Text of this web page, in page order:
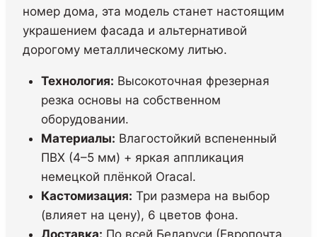
35.00руб.
номер дома, эта модель станет настоящим
украшением фасада и альтернативой
дорогому металлическому литью.
Технология: Высокоточная фрезерная
резка основы на собственном
оборудовании.
Материалы: Влагостойкий вспененный
ПВХ (4–5 мм) + яркая аппликация
немецкой плёнкой Oracal.
Кастомизация: Три размера на выбор
(влияет на цену), 6 цветов фона.
Доставка: По всей Беларуси (Европочта,